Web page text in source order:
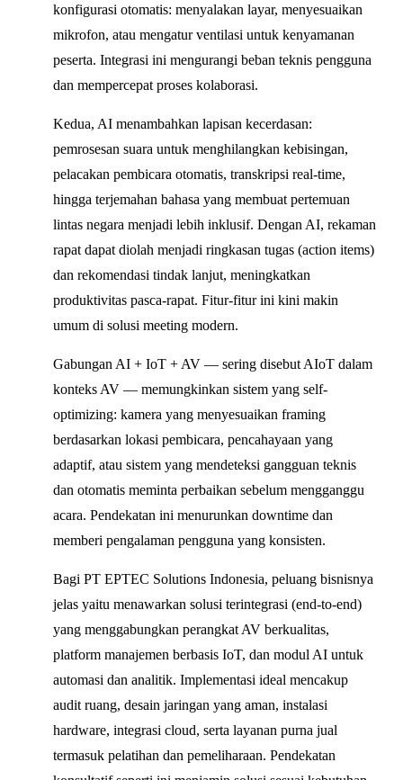
konfigurasi otomatis: menyalakan layar, menyesuaikan
mikrofon, atau mengatur ventilasi untuk kenyamanan
peserta. Integrasi ini mengurangi beban teknis pengguna
dan mempercepat proses kolaborasi.
Kedua, AI menambahkan lapisan kecerdasan:
pemrosesan suara untuk menghilangkan kebisingan,
pelacakan pembicara otomatis, transkripsi real-time,
hingga terjemahan bahasa yang membuat pertemuan
lintas negara menjadi lebih inklusif. Dengan AI, rekaman
rapat dapat diolah menjadi ringkasan tugas (action items)
dan rekomendasi tindak lanjut, meningkatkan
produktivitas pasca-rapat. Fitur-fitur ini kini makin
umum di solusi meeting modern.
Gabungan AI + IoT + AV — sering disebut AIoT dalam
konteks AV — memungkinkan sistem yang self-
optimizing: kamera yang menyesuaikan framing
berdasarkan lokasi pembicara, pencahayaan yang
adaptif, atau sistem yang mendeteksi gangguan teknis
dan otomatis meminta perbaikan sebelum mengganggu
acara. Pendekatan ini menurunkan downtime dan
memberi pengalaman pengguna yang konsisten.
Bagi PT EPTEC Solutions Indonesia, peluang bisnisnya
jelas yaitu menawarkan solusi terintegrasi (end-to-end)
yang menggabungkan perangkat AV berkualitas,
platform manajemen berbasis IoT, dan modul AI untuk
automasi dan analitik. Implementasi ideal mencakup
audit ruang, desain jaringan yang aman, instalasi
hardware, integrasi cloud, serta layanan purna jual
termasuk pelatihan dan pemeliharaan. Pendekatan